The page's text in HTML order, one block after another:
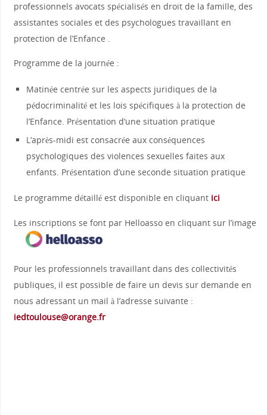
professionnels avocats spécialisés en droit de la famille, des
assistantes sociales et des psychologues travaillant en
protection de l’Enfance .
Programme de la journée :
Matinée centrée sur les aspects juridiques de la
pédocriminalité et les lois spécifiques à la protection de
l’Enfance. Présentation d’une situation pratique
L’après-midi est consacrée aux conséquences
psychologiques des violences sexuelles faites aux
enfants. Présentation d’une seconde situation pratique
Le programme détaillé est disponible en cliquant ici
Les inscriptions se font par Helloasso en cliquant sur l’image
Pour les professionnels travaillant dans des collectivités
publiques, il est possible de faire un devis sur demande en
nous adressant un mail à l’adresse suivante :
iedtoulouse@orange.fr